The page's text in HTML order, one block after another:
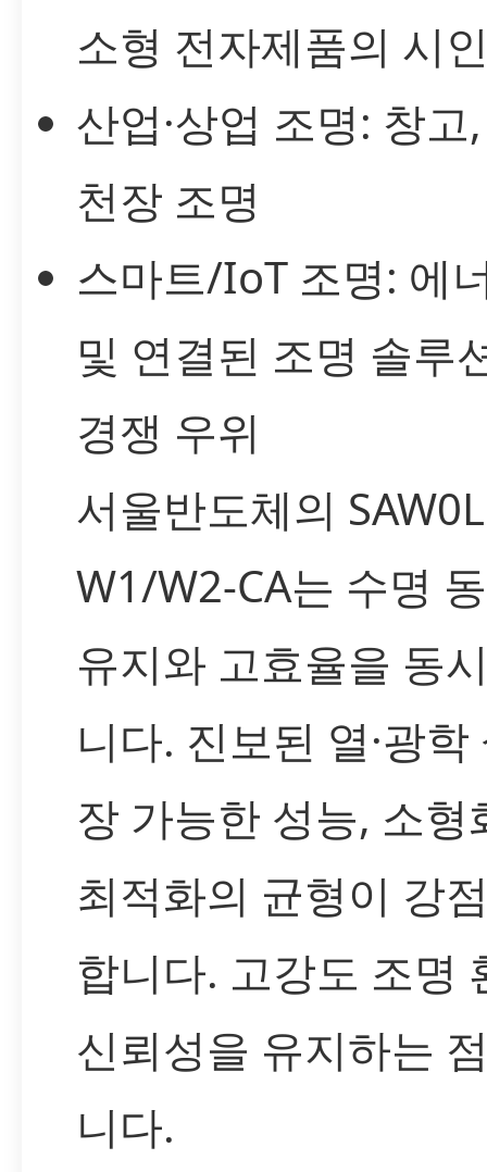
소형 전자제품의 시
산업·상업 조명: 창
천장 조명
스마트/IoT 조명: 에
및 연결된 조명 솔루
경쟁 우위
서울반도체의
W1/W2-CA는 수명
유지와 고효율을 동
니다. 진보된 열·광
장 가능한 성능, 소형
최적화의 균형이 강
합니다. 고강도 조명
신뢰성을 유지하는
니다.